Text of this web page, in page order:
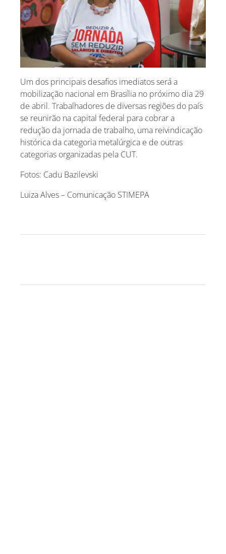
Um dos principais desafios imediatos será a
mobilização nacional em Brasília no próximo dia 29
de abril. Trabalhadores de diversas regiões do país
se reunirão na capital federal para cobrar a
redução da jornada de trabalho, uma reivindicação
histórica da categoria metalúrgica e de outras
categorias organizadas pela CUT.
Fotos: Cadu Bazilevski
Luiza Alves – Comunicação STIMEPA